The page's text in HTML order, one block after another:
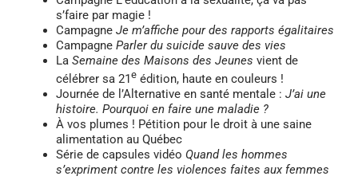
s’faire par magie !
Campagne Je m’affiche pour des rapports égalitaires
Campagne Parler du suicide sauve des vies
La Semaine des Maisons des Jeunes vient de
célébrer sa 21e édition, haute en couleurs !
Journée de l’Alternative en santé mentale : J’ai une
histoire. Pourquoi en faire une maladie ?
À vos plumes ! Pétition pour le droit à une saine
alimentation au Québec
Série de capsules vidéo Quand les hommes
s’expriment contre les violences faites aux femmes